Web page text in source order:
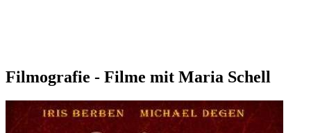
Filmografie - Filme mit Maria Schell